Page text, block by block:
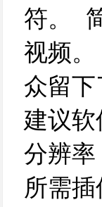
符。
视频
众留
建议
分辨
所需